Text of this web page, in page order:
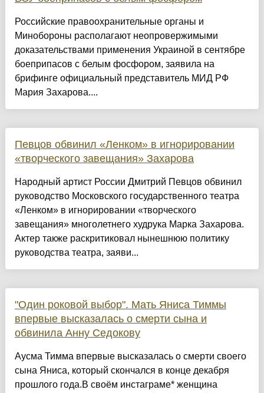
Российские правоохранительные органы и
Минобороны располагают неопровержимыми
доказательствами применения Украиной в сентябре
боеприпасов с белым фосфором, заявила на
брифинге официальный представитель МИД РФ
Мария Захарова....
Певцов обвинил «Ленком» в игнорировании
«творческого завещания» Захарова
Народный артист России Дмитрий Певцов обвинил
руководство Московского государственного театра
«Ленком» в игнорировании «творческого
завещания» многолетнего худрука Марка Захарова.
Актер также раскритиковал нынешнюю политику
руководства театра, заяви...
"Один роковой выбор". Мать Яниса Тиммы
впервые высказалась о смерти сына и
обвинила Анну Седокову
Аусма Тимма впервые высказалась о смерти своего
сына Яниса, который скончался в конце декабря
прошлого года.В своём инстаграме* женщина